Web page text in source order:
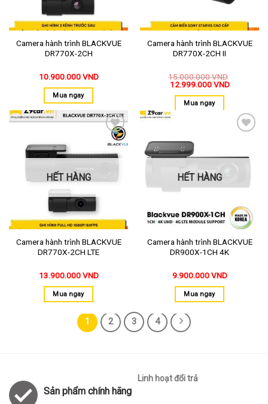
Camera hành trình BLACKVUE
DR770X-2CH
10.900.000VND
Mua ngay
Camera hành trình BLACKVUE
DR770X-2CH II
15.000.000VND
12.999.000VND
Mua ngay
Thêm
vào
yêu
HẾT HÀNG
Camera hành trình BLACKVUE
DR770X-2CH LTE
13.900.000VND
Mua ngay
yêu
thích
HẾT HÀNG
Camera hành trình BLACKVUE
DR900X-1CH 4K
9.900.000VND
Mua ngay
1 2 3 4
Sản phẩm chính hãng
Linh hoạt đổi trả